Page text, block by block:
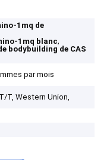
1mq de
1mq blanc,
bodybuilding de CAS
par mois
T, Western Union,